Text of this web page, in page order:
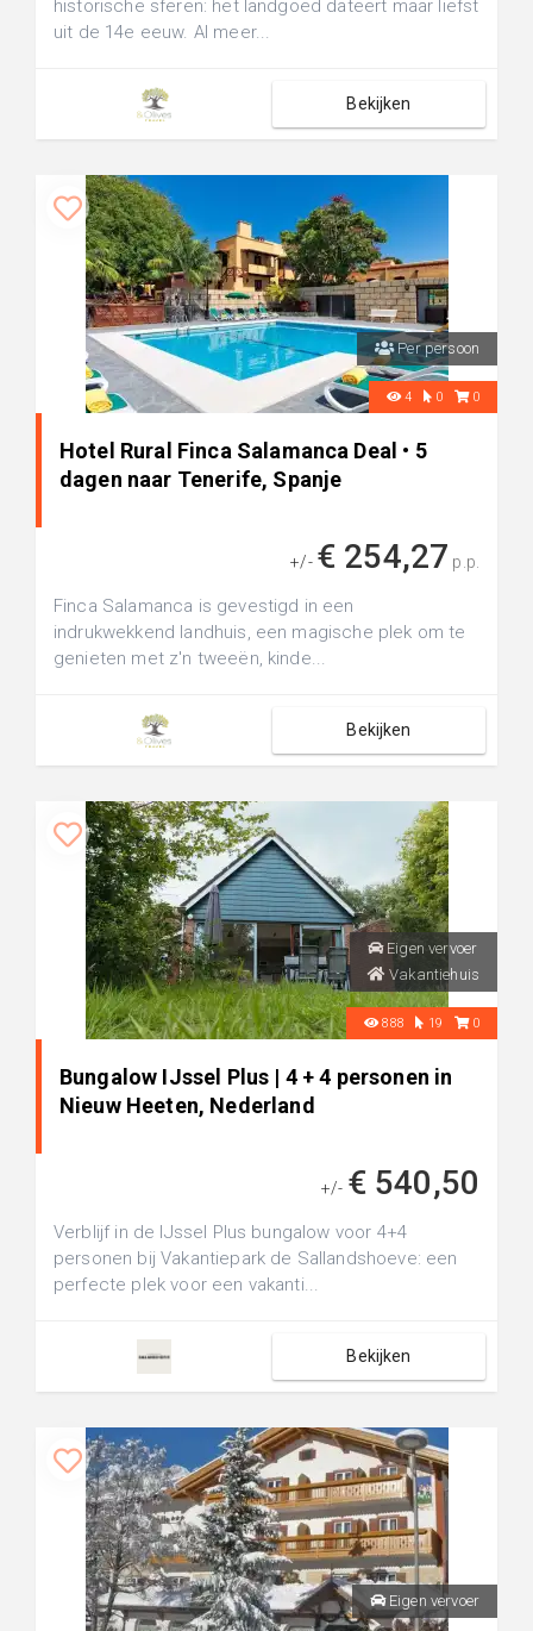
historische sferen: het landgoed dateert maar liefst
uit de 14e eeuw. Al meer...
Bekijken
Per persoon
4 0 0
Hotel Rural Finca Salamanca Deal • 5
dagen naar Tenerife, Spanje
+/- € 254,27 p.p.
Finca Salamanca is gevestigd in een
indrukwekkend landhuis, een magische plek om te
genieten met z'n tweeën, kinde...
Bekijken
Eigen vervoer
Vakantiehuis
888 19 0
Bungalow IJssel Plus | 4 + 4 personen in
Nieuw Heeten, Nederland
+/- € 540,50
Verblijf in de IJssel Plus bungalow voor 4+4
personen bij Vakantiepark de Sallandshoeve: een
perfecte plek voor een vakanti...
Bekijken
Eigen vervoer